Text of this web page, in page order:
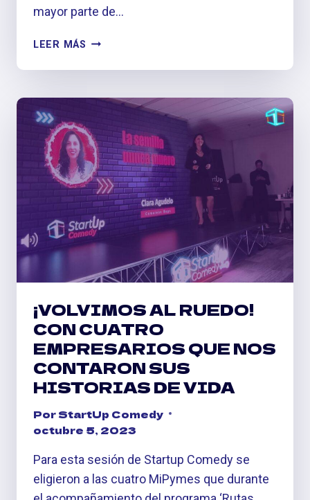
mayor parte de…
LEER MÁS ON
MAGDA
PODER
DE
VER
LO
QUE
OTROS
NO
¡VOLVIMOS AL RUEDO!
CON CUATRO
EMPRESARIOS QUE NOS
CONTARON SUS
HISTORIAS DE VIDA
PorStartUp Comedy
octubre 5, 2023
Para esta sesión de Startup Comedy se
eligieron a las cuatro MiPymes que durante